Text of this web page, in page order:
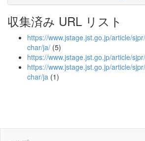
収集済み URL リスト
https://www.jstage.jst.go.jp/article/
char/ja/ (5)
https://www.jstage.jst.go.jp/article/
https://www.jstage.jst.go.jp/article/
char/ja (1)